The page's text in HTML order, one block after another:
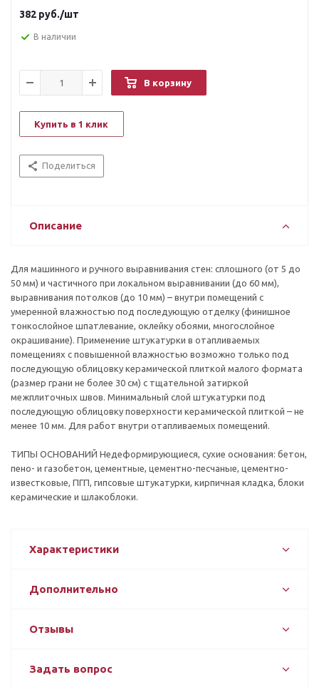
382 руб./шт
В наличии
В корзину
Купить в 1 клик
Поделиться
Описание
Для машинного и ручного выравнивания стен: сплошного (от 5 до
50 мм) и частичного при локальном выравнивании (до 60 мм),
выравнивания потолков (до 10 мм) – внутри помещений с
умеренной влажностью под последующую отделку (финишное
тонкослойное шпатлевание, оклейку обоями, многослойное
окрашивание). Применение штукатурки в отапливаемых
помещениях с повышенной влажностью возможно только под
последующую облицовку керамической плиткой малого формата
(размер грани не более 30 см) с тщательной затиркой
межплиточных швов. Минимальный слой штукатурки под
последующую облицовку поверхности керамической плиткой – не
менее 10 мм. Для работ внутри отапливаемых помещений.
ТИПЫ ОСНОВАНИЙ Недеформирующиеся, сухие основания: бетон,
пено- и газобетон, цементные, цементно-песчаные, цементно-
известковые, ПГП, гипсовые штукатурки, кирпичная кладка, блоки
керамические и шлакоблоки.
Характеристики
Дополнительно
Отзывы
Задать вопрос